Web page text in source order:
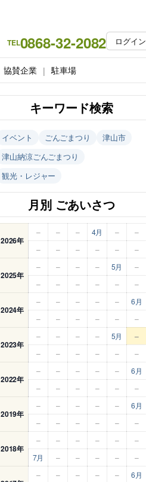
TEL0868-32-2082 ログイン
協賛企業 駐車場
キーワード検索
イベント ごんごまつり
津山市
津山納涼ごんごまつり
観光・レジャー
月別 ごあいさつ
2026年
– – – 4月 –
–
–
– – – – –
2025年
– – – – 5月
–
–
– – – – –
2024年
– – – – –
6月
–
– – – – –
2023年
– – – – 5月 –
– – – – – –
2022年
– – – – –
6月
–
– – – – –
2019年
– – – – –
6月
–
– – – – –
2018年
– – – – –
–
7月
– – – – –
– – – – –
6月